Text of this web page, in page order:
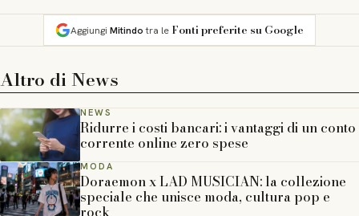
Aggiungi Mitindotra le Fonti preferite su Google
Altro di News
NEWS
Ridurre i costi bancari: i vantaggi di un conto
corrente online zero spese
MODA
Doraemon x LAD MUSICIAN: la collezione
speciale che unisce moda, cultura pop e